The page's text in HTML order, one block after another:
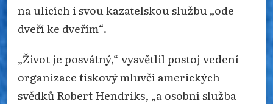
na ulicích i svou kazatelskou službu „ode
dveří ke dveřím“.
„Život je posvátný,“ vysvětlil postoj vedení
organizace tiskový mluvčí amerických
svědků Robert Hendriks, „a osobní služba